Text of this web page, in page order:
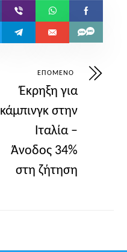
ΕΠΌΜΕΝΟ
Έκρηξη για
κάμπινγκ στην
Ιταλία –
Άνοδος 34%
στη ζήτηση